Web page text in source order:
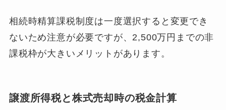
相続時精算課税制度は一度選択すると変更でき
ないため注意が必要ですが、2,500万円までの非
課税枠が大きいメリットがあります。
譲渡所得税と株式売却時の税金計算